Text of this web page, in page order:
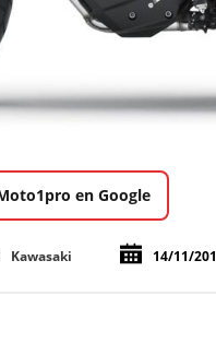
en Google
Kawasaki 14/11/